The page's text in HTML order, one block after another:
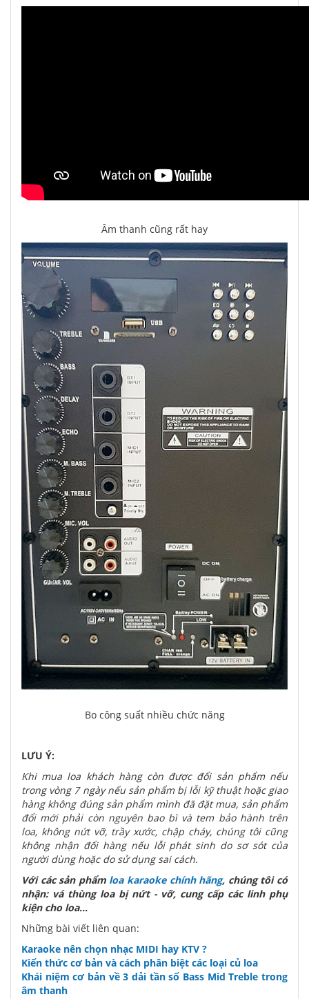
Âm thanh cũng rất hay
Bo công suất nhiều chức năng
LƯU Ý:
Khi mua loa khách hàng còn được đổi sản phẩm nếu
trong vòng 7 ngày nếu sản phẩm bị lỗi kỹ thuật hoặc giao
hàng không đúng sản phẩm mình đã đặt mua, sản phẩm
đổi mới phải còn nguyên bao bì và tem bảo hành trên
loa, không nứt vỡ, trầy xước, chập cháy, chúng tôi cũng
không nhận đổi hàng nếu lỗi phát sinh do sơ sót của
người dùng hoặc do sử dụng sai cách.
Với các sản phẩm loa karaoke chính hãng, chúng tôi có
nhận: vá thùng loa bị nứt - vỡ, cung cấp các linh phụ
kiện cho loa...
Những bài viết liên quan:
Karaoke nên chọn nhạc MIDI hay KTV ?
Kiến thức cơ bản và cách phân biệt các loại củ loa
Khái niệm cơ bản về 3 dải tần số Bass Mid Treble trong
âm thanh